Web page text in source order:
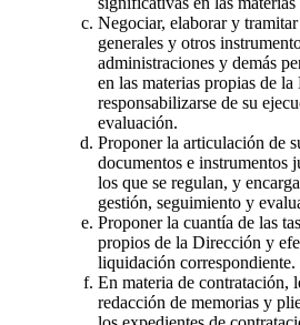
Negociar, elaborar y
generales y otros
administraciones y demás
en las materias propias de
responsabilizarse de su
evaluación.
Proponer la articulación de
documentos e instrumentos
los que se regulan, y
gestión, seguimiento y
Proponer la cuantía de las
propios de la Dirección y
liquidación correspondiente.
En materia de contratación,
redacción de memorias y